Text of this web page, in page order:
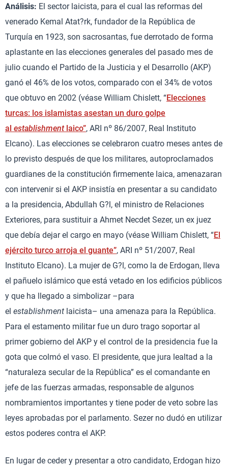
Análisis: El sector laicista, para el cual las reformas del
venerado Kemal Atat?rk, fundador de la República de
Turquía en 1923, son sacrosantas, fue derrotado de forma
aplastante en las elecciones generales del pasado mes de
julio cuando el Partido de la Justicia y el Desarrollo (AKP)
ganó el 46% de los votos, comparado con el 34% de votos
que obtuvo en 2002 (véase William Chislett, “Elecciones
turcas: los islamistas asestan un duro golpe
al establishmentlaico”, ARI nº 86/2007, Real Instituto
Elcano). Las elecciones se celebraron cuatro meses antes de
lo previsto después de que los militares, autoproclamados
guardianes de la constitución firmemente laica, amenazaran
con intervenir si el AKP insistía en presentar a su candidato
a la presidencia, Abdullah G?l, el ministro de Relaciones
Exteriores, para sustituir a Ahmet Necdet Sezer, un ex juez
que debía dejar el cargo en mayo (véase William Chislett, “El
ejército turco arroja el guante”, ARI nº 51/2007, Real
Instituto Elcano). La mujer de G?l, como la de Erdogan, lleva
el pañuelo islámico que está vetado en los edificios públicos
y que ha llegado a simbolizar –para
el establishment laicista– una amenaza para la República.
Para el estamento militar fue un duro trago soportar al
primer gobierno del AKP y el control de la presidencia fue la
gota que colmó el vaso. El presidente, que jura lealtad a la
“naturaleza secular de la República” es el comandante en
jefe de las fuerzas armadas, responsable de algunos
nombramientos importantes y tiene poder de veto sobre las
leyes aprobadas por el parlamento. Sezer no dudó en utilizar
estos poderes contra el AKP.
En lugar de ceder y presentar a otro candidato, Erdogan hizo